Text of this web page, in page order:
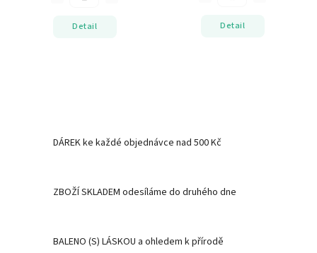
Detail Detail
DÁREK ke každé objednávce nad 500 Kč
ZBOŽÍ SKLADEM odesíláme do druhého dne
BALENO (S) LÁSKOU a ohledem k přírodě